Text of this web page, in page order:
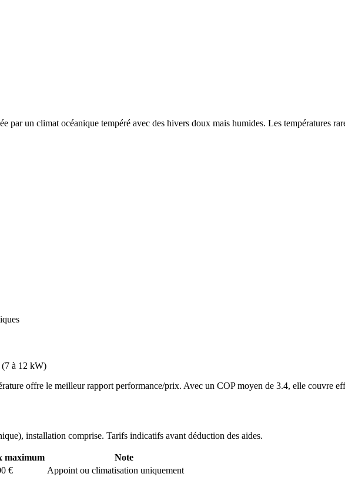
par un climat océanique tempéré avec des hivers doux mais humides. Les températures
(7 à 12 kW)
offre le meilleur rapport performance/prix. Avec un COP moyen de 3.4, elle couvre
), installation comprise. Tarifs indicatifs avant déduction des aides.
maximum
Note
€
Appoint ou climatisation uniquement